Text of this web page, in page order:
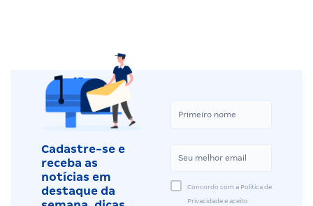
Cadastre-se e
receba as
notícias em
destaque da
Concordo com a Política de
Privacidade e aceito